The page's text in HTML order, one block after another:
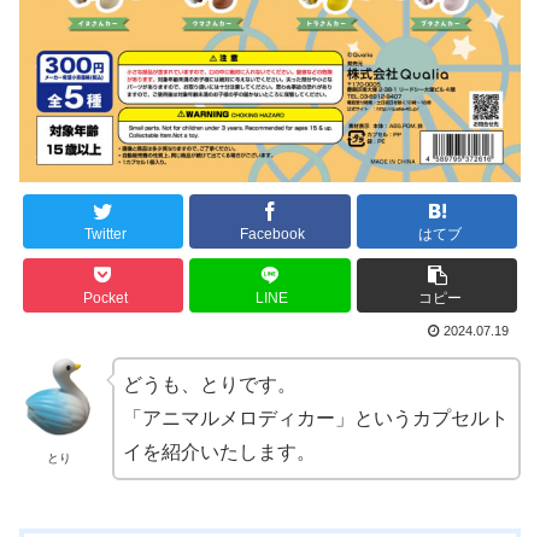
Twitter Facebook はてブ
Pocket LINE コピー
2024.07.19
とり
どうも、とりです。
「アニマルメロディカー」というカプセルト
イを紹介いたします。